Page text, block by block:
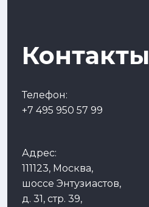
Контакты
Телефон:
+7 495 950 57 99
Адрес:
111123, Москва,
шоссе Энтузиастов,
д. 31, стр. 39,